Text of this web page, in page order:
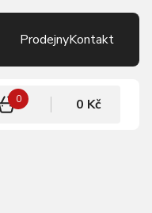
ProdejnyKontakt
0 0 Kč